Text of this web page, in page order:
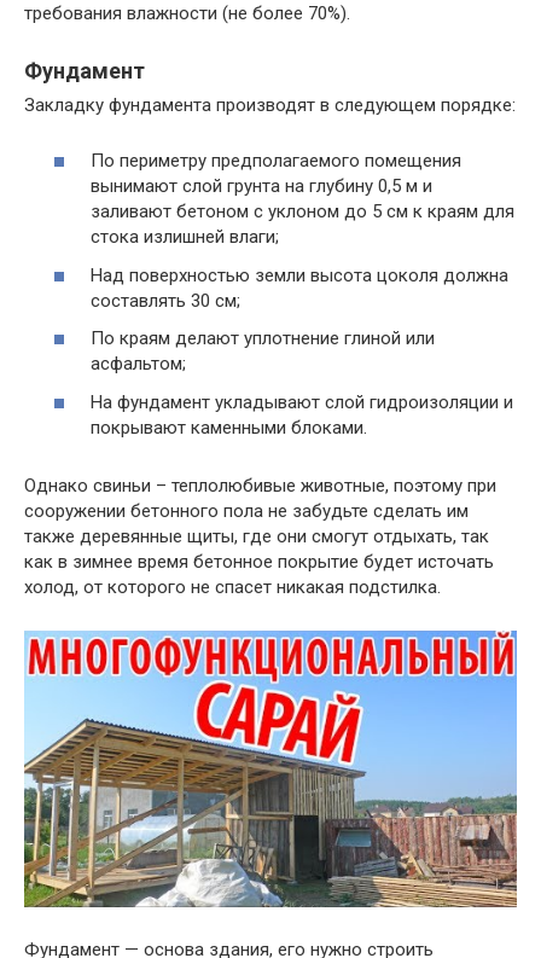
требования влажности (не более 70%).
Фундамент
Закладку фундамента производят в следующем порядке:
По периметру предполагаемого помещения
вынимают слой грунта на глубину 0,5 м и
заливают бетоном с уклоном до 5 см к краям для
стока излишней влаги;
Над поверхностью земли высота цоколя должна
составлять 30 см;
По краям делают уплотнение глиной или
асфальтом;
На фундамент укладывают слой гидроизоляции и
покрывают каменными блоками.
Однако свиньи – теплолюбивые животные, поэтому при
сооружении бетонного пола не забудьте сделать им
также деревянные щиты, где они смогут отдыхать, так
как в зимнее время бетонное покрытие будет источать
холод, от которого не спасет никакая подстилка.
Фундамент — основа здания, его нужно строить